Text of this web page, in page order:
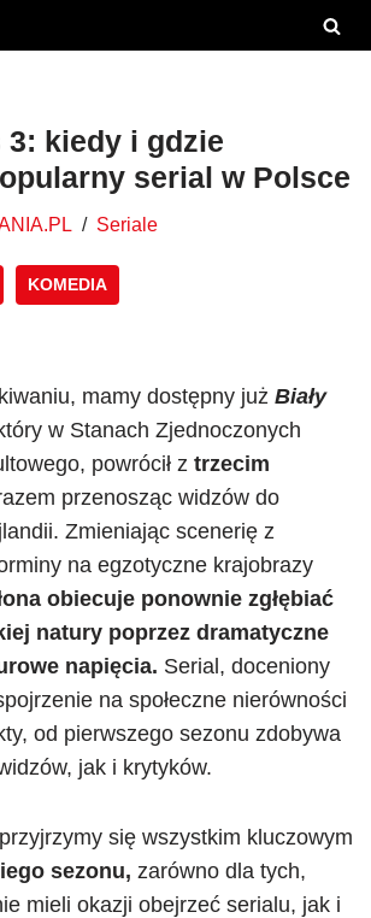
3: kiedy i gdzie
serial w Polsce
Seriale
KOMEDIA
mamy dostępny już Biały
w Stanach Zjednoczonych
powrócił z trzecim
przenosząc widzów do
Zmieniając scenerię z
na egzotyczne krajobrazy
obiecuje ponownie zgłębiać
natury poprzez dramatyczne
napięcia. Serial, doceniony
na społeczne nierówności
od pierwszego sezonu zdobywa
jak i krytyków.
się wszystkim kluczowym
sezonu, zarówno dla tych,
mieli okazji obejrzeć serialu, jak i